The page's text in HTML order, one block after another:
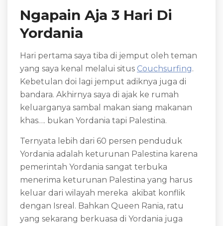
Ngapain Aja 3 Hari Di
Yordania
Hari pertama saya tiba di jemput oleh teman
yang saya kenal melalui situs Couchsurfing.
Kebetulan doi lagi jemput adiknya juga di
bandara. Akhirnya saya di ajak ke rumah
keluarganya sambal makan siang makanan
khas…. bukan Yordania tapi Palestina.
Ternyata lebih dari 60 persen penduduk
Yordania adalah keturunan Palestina karena
pemerintah Yordania sangat terbuka
menerima keturunan Palestina yang harus
keluar dari wilayah mereka akibat konflik
dengan Isreal. Bahkan Queen Rania, ratu
yang sekarang berkuasa di Yordania juga